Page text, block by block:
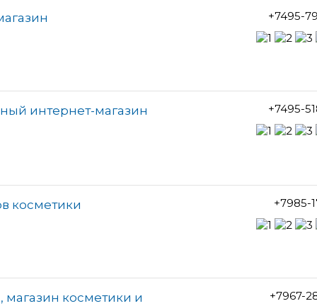
+7495-
интернет-магазин +7495-
косметики +7985-
магазин косметики и
+7967-